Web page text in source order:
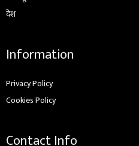
देश
Information
Privacy Policy
Cookies Policy
Contact Info